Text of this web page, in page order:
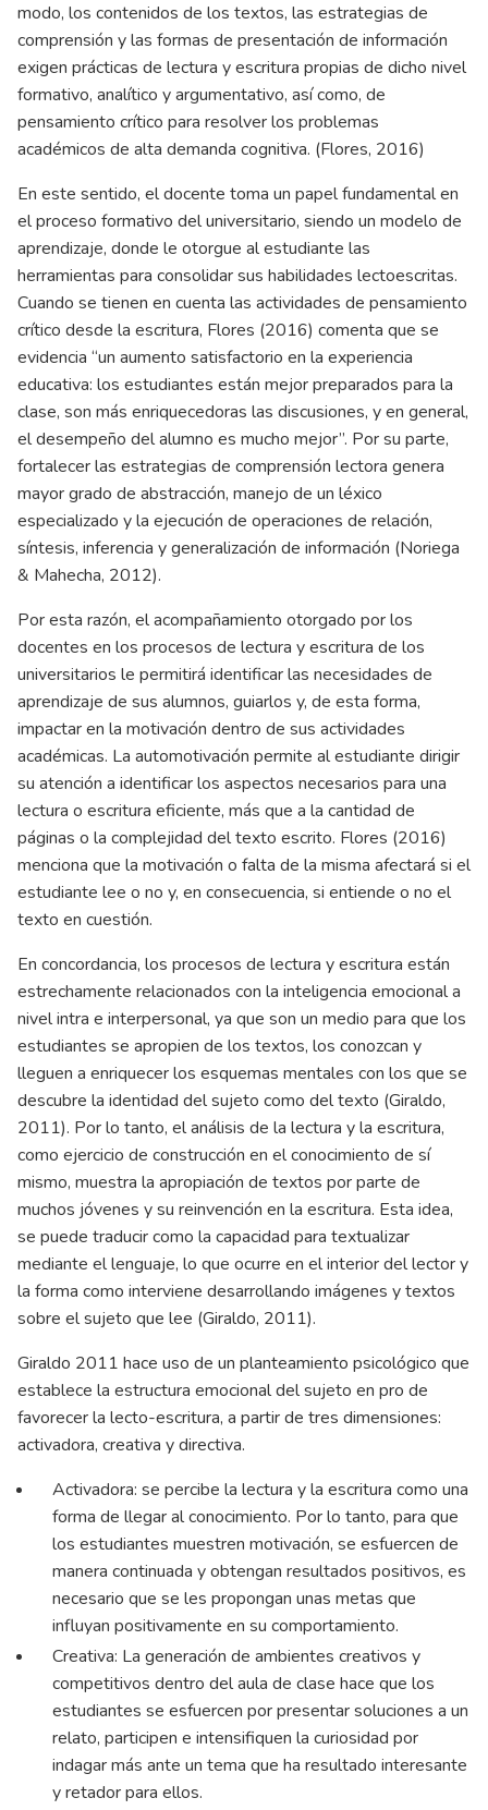
modo, los contenidos de los textos, las estrategias de
comprensión y las formas de presentación de información
exigen prácticas de lectura y escritura propias de dicho nivel
formativo, analítico y argumentativo, así como, de
pensamiento crítico para resolver los problemas
académicos de alta demanda cognitiva. (Flores, 2016)
En este sentido, el docente toma un papel fundamental en
el proceso formativo del universitario, siendo un modelo de
aprendizaje, donde le otorgue al estudiante las
herramientas para consolidar sus habilidades lectoescritas.
Cuando se tienen en cuenta las actividades de pensamiento
crítico desde la escritura, Flores (2016) comenta que se
evidencia “un aumento satisfactorio en la experiencia
educativa: los estudiantes están mejor preparados para la
clase, son más enriquecedoras las discusiones, y en general,
el desempeño del alumno es mucho mejor”. Por su parte,
fortalecer las estrategias de comprensión lectora genera
mayor grado de abstracción, manejo de un léxico
especializado y la ejecución de operaciones de relación,
síntesis, inferencia y generalización de información (Noriega
& Mahecha, 2012).
Por esta razón, el acompañamiento otorgado por los
docentes en los procesos de lectura y escritura de los
universitarios le permitirá identificar las necesidades de
aprendizaje de sus alumnos, guiarlos y, de esta forma,
impactar en la motivación dentro de sus actividades
académicas. La automotivación permite al estudiante dirigir
su atención a identificar los aspectos necesarios para una
lectura o escritura eficiente, más que a la cantidad de
páginas o la complejidad del texto escrito. Flores (2016)
menciona que la motivación o falta de la misma afectará si el
estudiante lee o no y, en consecuencia, si entiende o no el
texto en cuestión.
En concordancia, los procesos de lectura y escritura están
estrechamente relacionados con la inteligencia emocional a
nivel intra e interpersonal, ya que son un medio para que los
estudiantes se apropien de los textos, los conozcan y
lleguen a enriquecer los esquemas mentales con los que se
descubre la identidad del sujeto como del texto (Giraldo,
2011). Por lo tanto, el análisis de la lectura y la escritura,
como ejercicio de construcción en el conocimiento de sí
mismo, muestra la apropiación de textos por parte de
muchos jóvenes y su reinvención en la escritura. Esta idea,
se puede traducir como la capacidad para textualizar
mediante el lenguaje, lo que ocurre en el interior del lector y
la forma como interviene desarrollando imágenes y textos
sobre el sujeto que lee (Giraldo, 2011).
Giraldo 2011 hace uso de un planteamiento psicológico que
establece la estructura emocional del sujeto en pro de
favorecer la lecto-escritura, a partir de tres dimensiones:
activadora, creativa y directiva.
Activadora: se percibe la lectura y la escritura como una
forma de llegar al conocimiento. Por lo tanto, para que
los estudiantes muestren motivación, se esfuercen de
manera continuada y obtengan resultados positivos, es
necesario que se les propongan unas metas que
influyan positivamente en su comportamiento.
Creativa: La generación de ambientes creativos y
competitivos dentro del aula de clase hace que los
estudiantes se esfuercen por presentar soluciones a un
relato, participen e intensifiquen la curiosidad por
indagar más ante un tema que ha resultado interesante
y retador para ellos.